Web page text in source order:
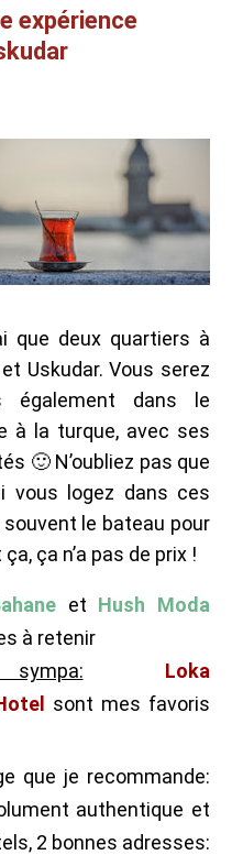
expérience
que deux quartiers à
Uskudar. Vous serez
également dans le
à la turque, avec ses
🙂 N’oubliez pas que
vous logez dans ces
le bateau pour
ça n’a pas de prix !
et Hush Moda
à retenir
Loka
sont mes favoris
que je recommande:
authentique et
2 bonnes adresses: